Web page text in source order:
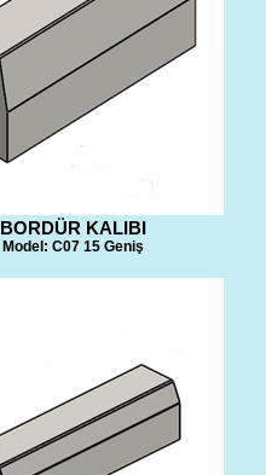
BORDÜR KALIBI
Model: C07 15 Geniş